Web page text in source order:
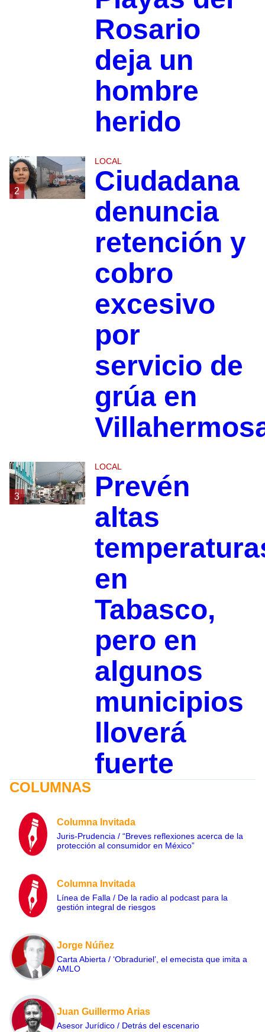
Rosario
deja un
hombre
herido
2
LOCAL
Ciudadana
denuncia
retención y
cobro
excesivo
por
servicio de
grúa en
3
LOCAL
Prevén
altas
en
Tabasco,
pero en
algunos
municipios
lloverá
fuerte
COLUMNAS
Columna Invitada
Juris-Prudencia / “Breves reflexiones acerca de la
protección al consumidor en México”
Columna Invitada
Línea de Falla / De la radio al podcast para la
gestión integral de riesgos
Jorge Núñez
Carta Abierta / ‘Obraduriel’, el emecista que imita a
AMLO
Juan Guillermo Arias
Asesor Jurídico / Detrás del escenario